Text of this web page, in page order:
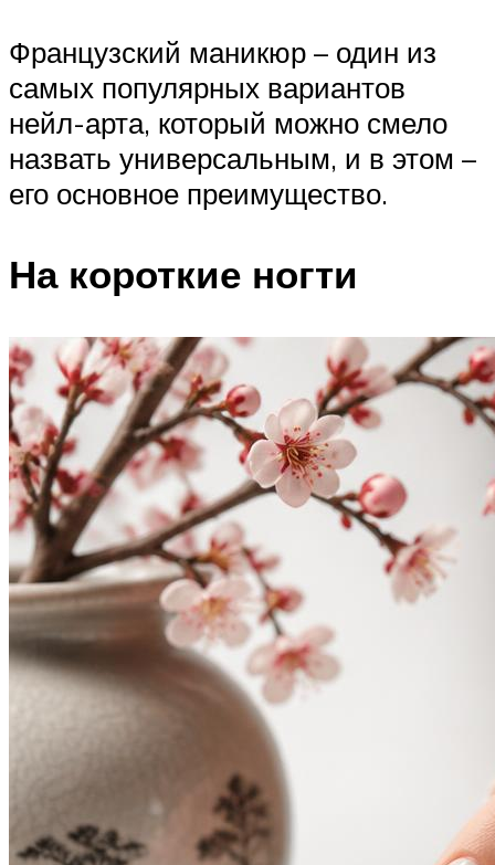
Французский маникюр – один из
самых популярных вариантов
нейл-арта, который можно смело
назвать универсальным, и в этом –
его основное преимущество.
На короткие ногти